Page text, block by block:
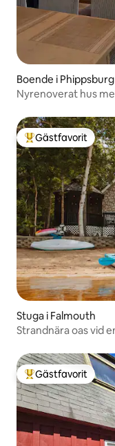
Boende i Phippsburg
Nyrenoverat hus
Populär gästfavorit
Gästfavorit
Stuga i Falmouth
Strandnära oas vid
Populär gästfavorit
Gästfavorit